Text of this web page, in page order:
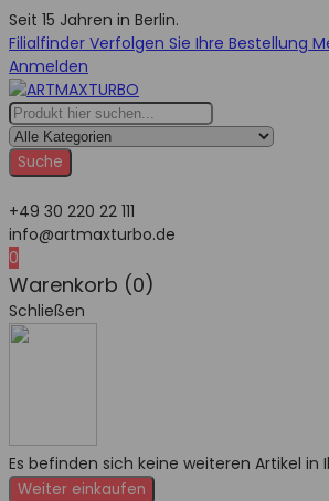
Seit 15 Jahren in Berlin.
Filialfinder Verfolgen Sie Ihre Bestellung
Anmelden
Suche
+49 30 220 22 111
info@artmaxturbo.de
0
Warenkorb (0)
Schließen
Es befinden sich keine weiteren Artikel in
Weiter einkaufen